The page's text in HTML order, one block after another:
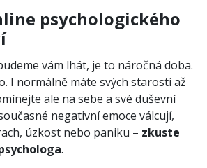
psychologického
vám lhát, je to náročná doba.
I normálně máte svých starostí až
ale na sebe a své duševní
negativní emoce válcují,
úzkost nebo paniku – zkuste
.